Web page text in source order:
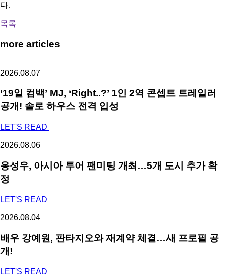
다.
목록
more articles
2026.08.07
‘19일 컴백’ MJ, ‘Right..?’ 1인 2역 콘셉트 트레일러
공개! 솔로 하우스 전격 입성
LET'S READ
2026.08.06
옹성우, 아시아 투어 팬미팅 개최…5개 도시 추가 확
정
LET'S READ
2026.08.04
배우 강예원, 판타지오와 재계약 체결…새 프로필 공
개!
LET'S READ